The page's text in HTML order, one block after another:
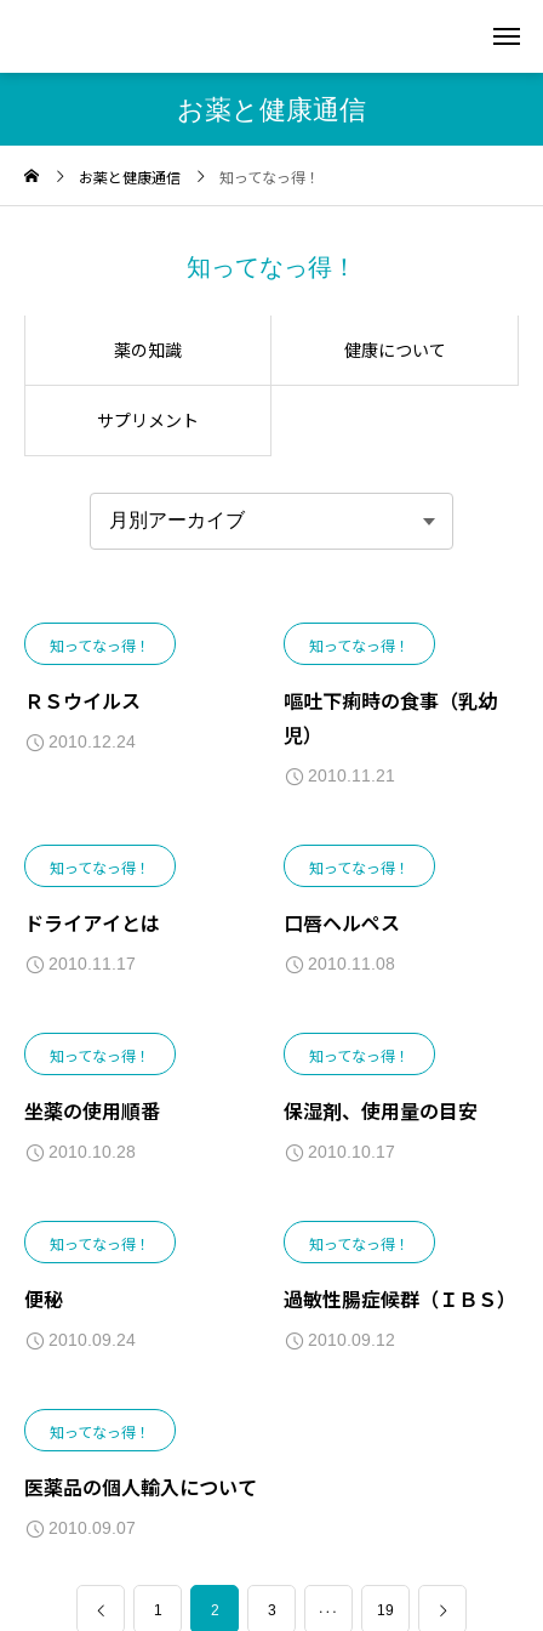
お薬と健康通信
お薬と健康通信 知ってなっ得！
知ってなっ得！
薬の知識 健康について
サプリメント
知ってなっ得！
ＲＳウイルス
2010.12.24
知ってなっ得！
嘔吐下痢時の食事（乳幼
児）
2010.11.21
知ってなっ得！
ドライアイとは
2010.11.17
知ってなっ得！
口唇ヘルペス
2010.11.08
知ってなっ得！
坐薬の使用順番
2010.10.28
知ってなっ得！
保湿剤、使用量の目安
2010.10.17
知ってなっ得！
便秘
2010.09.24
知ってなっ得！
過敏性腸症候群（ＩＢＳ）
2010.09.12
知ってなっ得！
医薬品の個人輸入について
2010.09.07
1 2 3
… 19